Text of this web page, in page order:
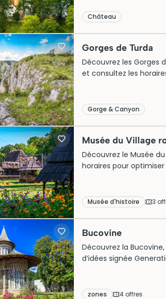
Château
Gorges de Turda
Découvrez les Gorges
et consultez les
Gorge & Canyon
Musée du Village
Découvrez le Musée
horaires pour
Musée d'histoire 3
Bucovine
Découvrez la
d’idées signée
de cette région lors de
zones 4 offres